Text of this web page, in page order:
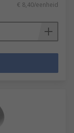
€ 8,40/eenheid